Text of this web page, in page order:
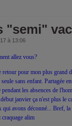
"semi"
à 13:06
allez vous?
pour mon plus grand
sans enfant. Partagée
les absences de
janvier ça n'est plus le
qui avons déconné... Bref,
alim